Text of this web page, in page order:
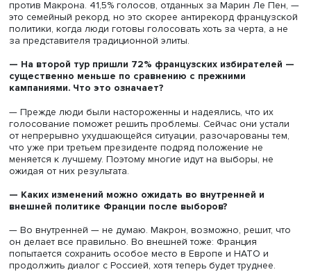
— Эта тема присутствовала, потому что с 24 февраля
французские СМИ подчеркивают неизбежность
Россией и правильность оказания помощи Украине.
близость к Москве и российскому правительству
в общий контекст противников Ле Пен. Однако эта
была центральной, главными были обвинения в
некомпетентности.
— Что означает появление нового правого
Эрика Земмура и его результат в первом туре
ли у него перспективы перехватить знамя крайних
у Марин Ле Пен?
бизнеса, и это показывает только масштабы его
во французской политике.
— Число проголосовавших за Марин Ле Пен
сравнению с прошлыми выборами на 8 процентных
пунктов. Это отражает разочарование в Макроне